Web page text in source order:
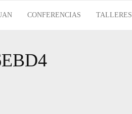
CONFERENCIAS TALLERES